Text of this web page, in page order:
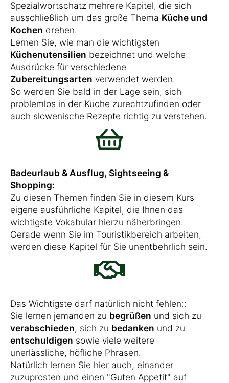
Spezialwortschatz mehrere Kapitel, die sich
ausschließlich um das große Thema Küche und
Kochen drehen.
Lernen Sie, wie man die wichtigsten
Küchenutensilien bezeichnet und welche
Ausdrücke für verschiedene
Zubereitungsarten verwendet werden.
So werden Sie bald in der Lage sein, sich
problemlos in der Küche zurechtzufinden oder
auch slowenische Rezepte richtig zu verstehen.
Badeurlaub & Ausflug, Sightseeing &
Shopping:
Zu diesen Themen finden Sie in diesem Kurs
eigene ausführliche Kapitel, die Ihnen das
wichtigste Vokabular hierzu näherbringen.
Gerade wenn Sie im Touristikbereich arbeiten,
werden diese Kapitel für Sie unentbehrlich sein.
Das Wichtigste darf natürlich nicht fehlen::
Sie lernen jemanden zu begrüßen und sich zu
verabschieden, sich zu bedanken und zu
entschuldigen sowie viele weitere
unerlässliche, höfliche Phrasen.
Natürlich lernen Sie hier auch, einander
zuzuprosten und einen "Guten Appetit" auf